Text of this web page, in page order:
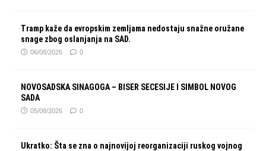
Tramp kaže da evropskim zemljama nedostaju snažne oružane
snage zbog oslanjanja na SAD.
06/08/2026 0
NOVOSADSKA SINAGOGA – BISER SECESIJE I SIMBOL NOVOG
SADA
05/08/2026 0
Ukratko: Šta se zna o najnovijoj reorganizaciji ruskog vojnog